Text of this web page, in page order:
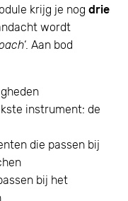
krijg je nog drie
wordt
‘. Aan bod
instrument: de
die passen bij
bij het